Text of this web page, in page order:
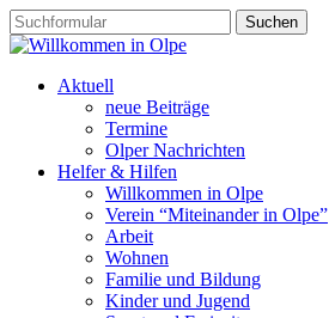
Aktuell
neue Beiträge
Termine
Olper Nachrichten
Helfer & Hilfen
Willkommen in Olpe
Verein “Miteinander in Olpe”
Arbeit
Wohnen
Familie und Bildung
Kinder und Jugend